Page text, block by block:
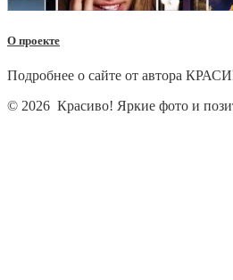
О проекте
Подробнее о сайте от автора
© 2026 Красиво! Яркие фото и